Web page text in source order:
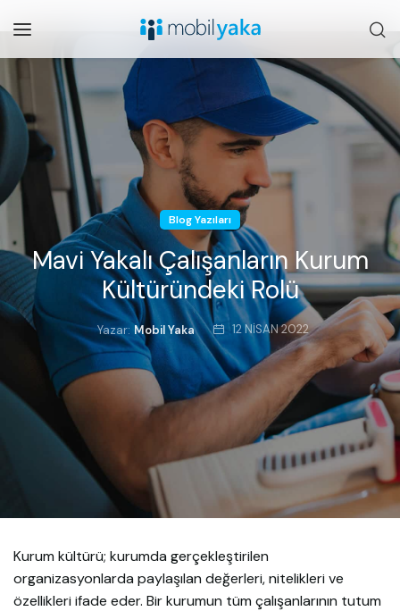
Blog Yazıları
Mavi Yakalı Çalışanların Kurum
Kültüründeki Rolü
Yazar: Mobil Yaka 12 NISAN 2022
Kurum kültürü; kurumda gerçekleştirilen
organizasyonlarda paylaşılan değerleri, nitelikleri ve
özellikleri ifade eder. Bir kurumun tüm çalışanlarının tutum